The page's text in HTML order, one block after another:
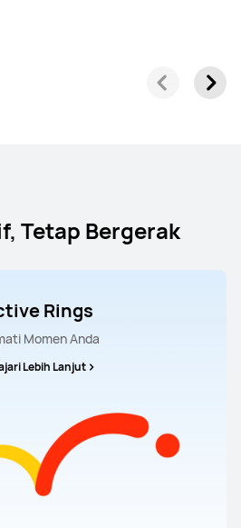
Tetap Bergerak
Rings
Momen Anda
Lebih Lanjut